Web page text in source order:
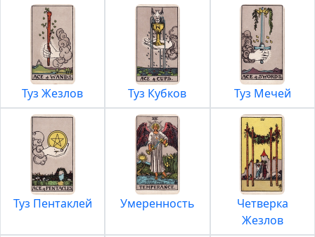
Туз Жезлов Туз Кубков Туз Мечей
Туз Пентаклей Умеренность
Четверка
Жезлов